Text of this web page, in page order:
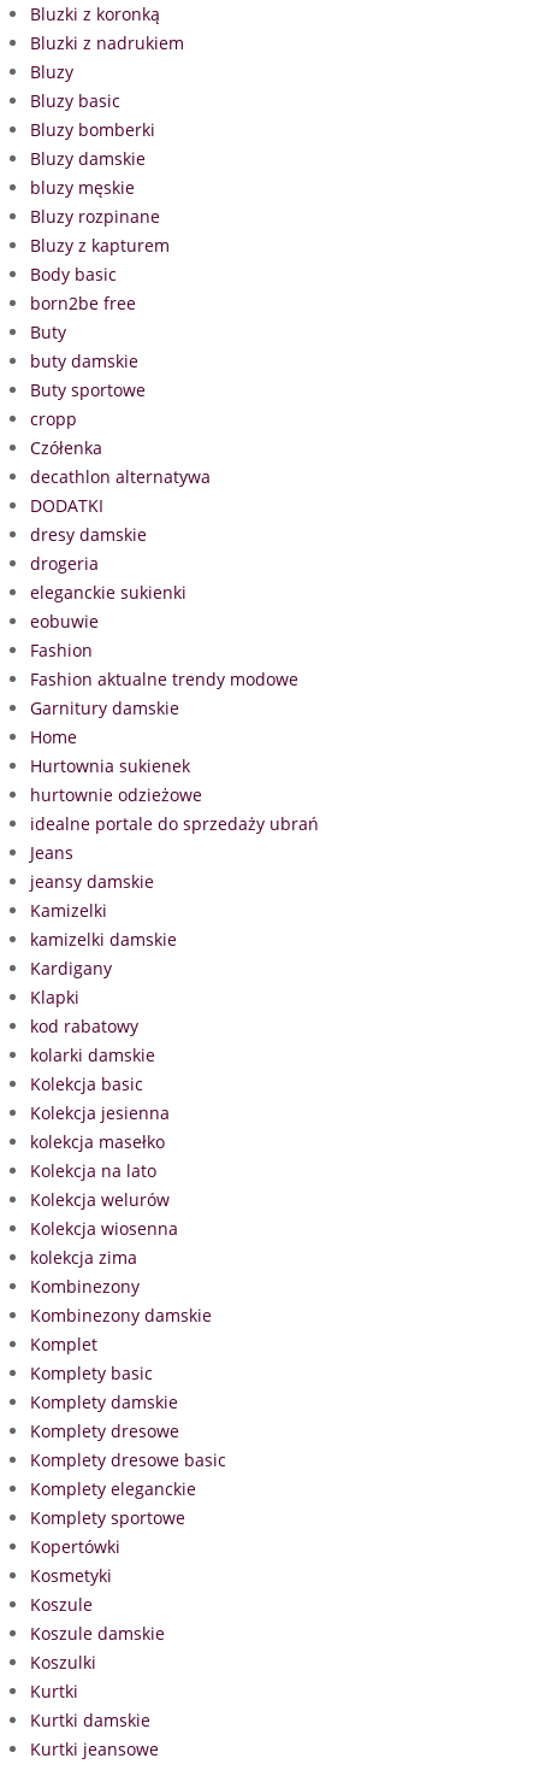
Bluzki z koronką
Bluzki z nadrukiem
Bluzy
Bluzy basic
Bluzy bomberki
Bluzy damskie
bluzy męskie
Bluzy rozpinane
Bluzy z kapturem
Body basic
born2be free
Buty
buty damskie
Buty sportowe
cropp
Czółenka
decathlon alternatywa
DODATKI
dresy damskie
drogeria
eleganckie sukienki
eobuwie
Fashion
Fashion aktualne trendy modowe
Garnitury damskie
Home
Hurtownia sukienek
hurtownie odzieżowe
idealne portale do sprzedaży ubrań
Jeans
jeansy damskie
Kamizelki
kamizelki damskie
Kardigany
Klapki
kod rabatowy
kolarki damskie
Kolekcja basic
Kolekcja jesienna
kolekcja masełko
Kolekcja na lato
Kolekcja welurów
Kolekcja wiosenna
kolekcja zima
Kombinezony
Kombinezony damskie
Komplet
Komplety basic
Komplety damskie
Komplety dresowe
Komplety dresowe basic
Komplety eleganckie
Komplety sportowe
Kopertówki
Kosmetyki
Koszule
Koszule damskie
Koszulki
Kurtki
Kurtki damskie
Kurtki jeansowe